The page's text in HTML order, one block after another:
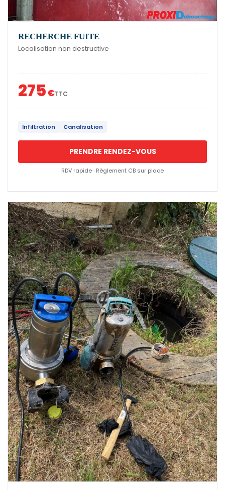
RECHERCHE FUITE
Localisation non destructive
275€TTC
Infiltration Canalisation
PRENDRE RENDEZ-VOUS
RDV rapide · Règlement CB sur place